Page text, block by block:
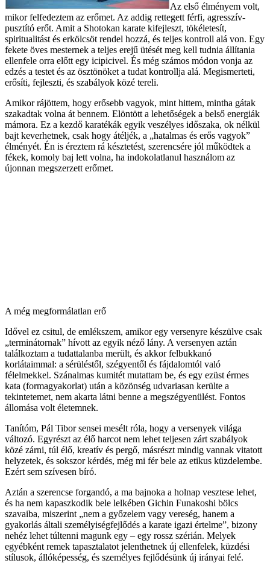
Az első élményem volt,
mikor felfedeztem az erőmet. Az addig rettegett férfi, agresszív-
pusztító erőt. Amit a Shotokan karate kifejleszt, tökéletesít,
spiritualitást és erkölcsöt rendel hozzá, és teljes kontroll alá von. Egy
fekete öves mesternek a teljes erejű ütését meg kell tudnia állítania
ellenfele orra előtt egy icipicivel. És még számos módon vonja az
edzés a testet és az ösztönöket a tudat kontrollja alá. Megismerteti,
erősíti, fejleszti, és szabályok közé tereli.
Amikor rájöttem, hogy erősebb vagyok, mint hittem, mintha gátak
szakadtak volna át bennem. Elöntött a lehetőségek a belső energiák
mámora. Ez a kezdő karatékák egyik veszélyes időszaka, ok nélkül
bajt keverhetnek, csak hogy átéljék, a „hatalmas és erős vagyok”
élményét. Én is éreztem rá késztetést, szerencsére jól működtek a
fékek, komoly baj lett volna, ha indokolatlanul használom az
újonnan megszerzett erőmet.
A még megformálatlan erő
Idővel ez csitul, de emlékszem, amikor egy versenyre készülve csak
„terminátornak” hívott az egyik néző lány. A versenyen aztán
találkoztam a tudattalanba merült, és akkor felbukkanó
korlátaimmal: a sérüléstől, szégyentől és fájdalomtól való
félelmekkel. Szánalmas kumitét mutattam be, és egy ezüst érmes
kata (formagyakorlat) után a közönség udvariasan kerülte a
tekintetemet, nem akarta látni benne a megszégyenülést. Fontos
állomása volt életemnek.
Tanítóm, Pál Tibor sensei mesélt róla, hogy a versenyek világa
változó. Egyrészt az élő harcot nem lehet teljesen zárt szabályok
közé zárni, túl élő, kreatív és pergő, másrészt mindig vannak vitatott
helyzetek, és sokszor kérdés, még mi fér bele az etikus küzdelembe.
Ezért sem szívesen bíró.
Aztán a szerencse forgandó, a ma bajnoka a holnap vesztese lehet,
és ha nem kapaszkodik bele lelkében Gichin Funakoshi bölcs
szavaiba, miszerint „nem a győzelem vagy vereség, hanem a
gyakorlás általi személyiségfejlődés a karate igazi értelme”, bizony
nehéz lehet túltenni magunk egy – egy rossz szérián. Melyek
egyébként remek tapasztalatot jelenthetnek új ellenfelek, küzdési
stílusok, állóképesség, és személyes fejlődésünk új irányai felé.